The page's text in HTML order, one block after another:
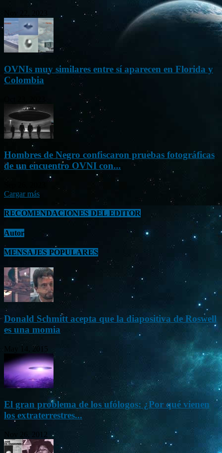
OVNIs muy similares entre sí aparecen en Florida y
Colombia
Hombres de Negro confiscaron pruebas fotográficas
de un encuentro OVNI con...
Cargar más
RECOMENDACIONES DEL EDITOR
Autor
MENSAJES POPULARES
Donald Schmitt acepta que la diapositiva de Roswell
es una momia
May 14, 2015
El gran problema de los ufólogos: ¿Por qué vienen
los extraterrestres...
Nov 26, 2012